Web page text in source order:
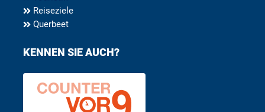
Reiseziele
Querbeet
KENNEN SIE AUCH?